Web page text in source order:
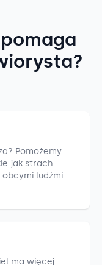
Pomożemy
jak strach
obcymi ludźmi
ma więcej